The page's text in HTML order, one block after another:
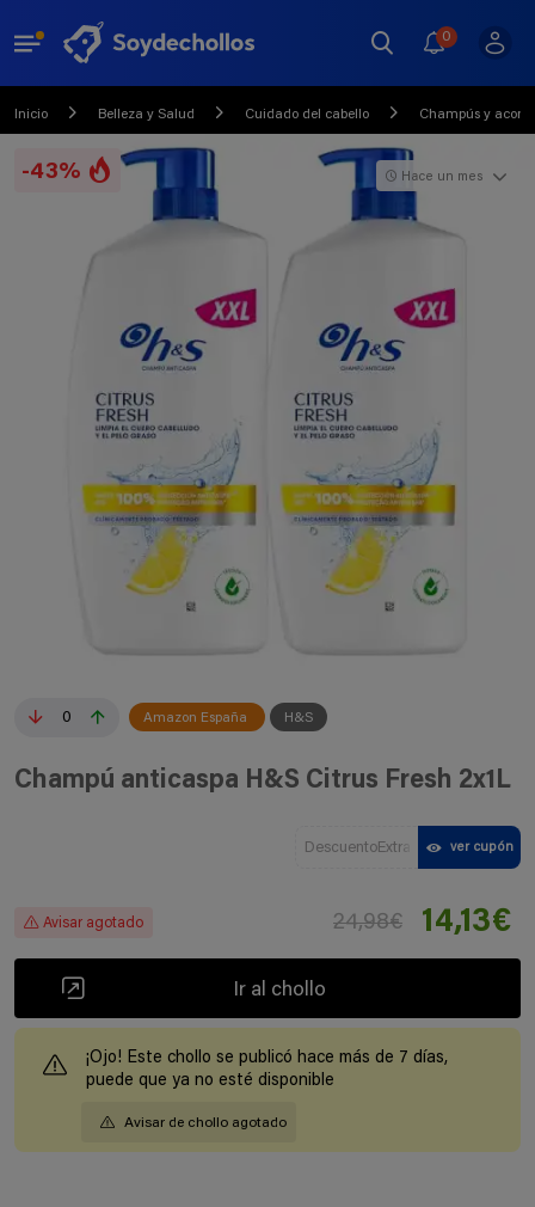
0
Inicio Belleza y Salud Cuidado del cabello Champús y
-43%
0 Amazon España H&S
Hace un mes
Champú anticaspa H&S Citrus Fresh 2x1L
DescuentoExtra ver cupón
Avisar agotado 24,98€ 14,13€
Ir al chollo
¡Ojo! Este chollo se publicó hace más de 7 días,
puede que ya no esté disponible
Avisar de chollo agotado